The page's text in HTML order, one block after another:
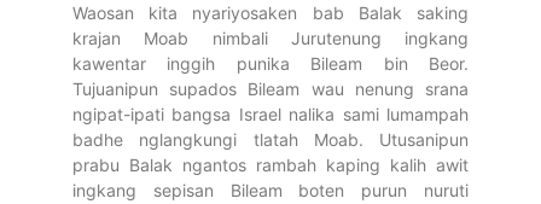
Waosan kita nyariyosaken bab Balak saking
krajan Moab nimbali Jurutenung ingkang
kawentar inggih punika Bileam bin Beor.
Tujuanipun supados Bileam wau nenung srana
ngipat-ipati bangsa Israel nalika sami lumampah
badhe nglangkungi tlatah Moab. Utusanipun
prabu Balak ngantos rambah kaping kalih awit
ingkang sepisan Bileam boten purun nuruti